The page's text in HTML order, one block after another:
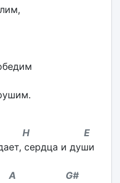
H Е
сердца и души
G#